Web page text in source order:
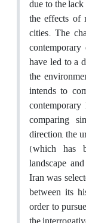
due to the
the effects of
cities. The
have led to a
the
intends to
comparing
direction, the
(which has
landscape
Iran was
between its
order to